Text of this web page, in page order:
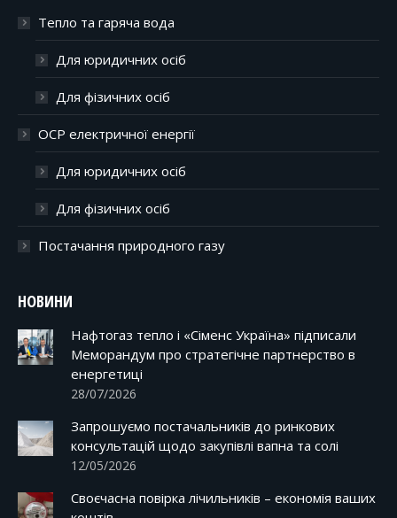
Тепло та гаряча вода
Для юридичних осіб
Для фізичних осіб
ОСР електричної енергії
Для юридичних осіб
Для фізичних осіб
Постачання природного газу
НОВИНИ
Нафтогаз тепло і «Сіменс Україна» підписали
Меморандум про стратегічне партнерство в
енергетиці
28/07/2026
Запрошуємо постачальників до ринкових
консультацій щодо закупівлі вапна та солі
12/05/2026
Своєчасна повірка лічильників – економія ваших